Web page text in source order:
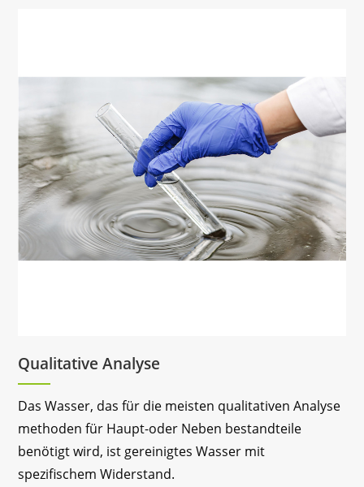
Qualitative Analyse
Das Wasser, das für die meisten qualitativen Analyse
methoden für Haupt-oder Neben bestandteile
benötigt wird, ist gereinigtes Wasser mit
spezifischem Widerstand.